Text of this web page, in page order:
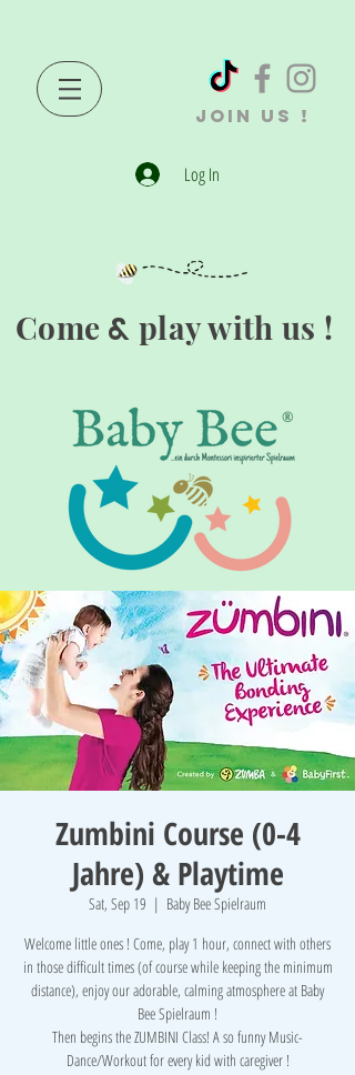
JOIN US !
Log In
Come & play with us !
®
Zumbini Course (0-4
Jahre) & Playtime
Sat, Sep 19
  |
Baby Bee Spielraum
Welcome little ones ! Come, play 1 hour, connect with others
in those difficult times (of course while keeping the minimum
distance), enjoy our adorable, calming atmosphere at Baby
Bee Spielraum !
Then begins the ZUMBINI Class! A so funny Music-